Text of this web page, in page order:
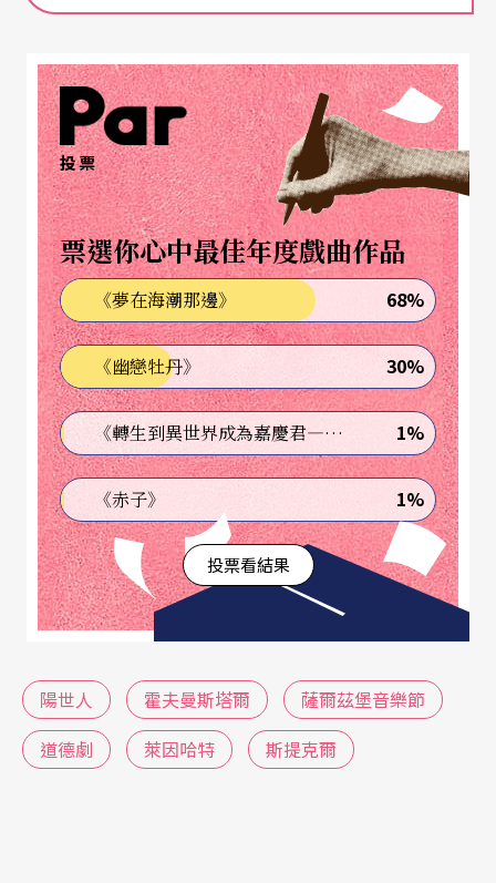
（1911）、《納索斯的亞里亞得內》Ariadne auf N
寫劇本。這齣戲的原始導演萊因哈特（Max Reinhar
dt，1873-1943）更是鼎鼎大名，他是二十世紀初
歐洲最有名的舞台導演，一九三○年代到了美國，
在好萊塢、百老匯都有作品；他在一九三五年拍的
《仲夏夜之夢》電影，還起用後來專演壞蛋的Jame
s Cagney飾演主角織工Bottom呢。
邁入第五百次演出的戲
薩爾茲堡音樂節（Salzburg Festival）的前身，乃是
一八七七年至一九一○年間斷斷續續舉行的「薩爾
茲堡音樂週」，由維也納管弦樂團來此演奏。一次
大戰後，奧德兩國的幾位文化界領袖打算在這此莫
札特出生地舉辦一個音樂節，霍夫曼斯塔爾、萊因
哈特、和李察．史特勞斯剛好是其中三位。商討之
下，決定在一九二○年開始，那年八月二十二日的
節慶首演就是霍夫曼斯塔爾的改編劇目Jederman
n，由萊因哈特親自執導。除了二次大戰期間短暫的
停頓外，過去八十三年來，這齣戲在薩爾茲堡演藝
投票
票選你心中最佳年度戲曲作品
《夢在海潮那邊》 68%
《幽戀牡丹》 30%
《轉生到異世界成為嘉慶君—發現我的祖先是詐騙集團!?》 1%
《赤子》 1%
投票看結果
陽世人 霍夫曼斯塔爾
薩爾茲堡音樂節
道德劇
萊因哈特 斯提克爾